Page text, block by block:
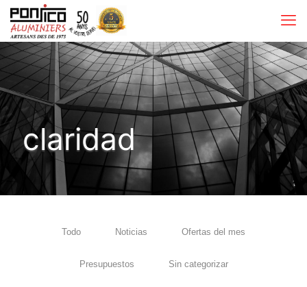
claridad
Todo Noticias Ofertas del mes
Presupuestos Sin categorizar